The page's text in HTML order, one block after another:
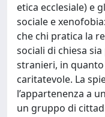
etica ecclesiale) e
sociale e
che chi pratica la
sociali di chiesa
stranieri, in
caritatevole. La
l’appartenenza a
un gruppo di